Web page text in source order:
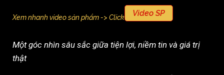
Xem nhanh video sản phẩm -> Click Video SP
Một góc nhìn sâu sắc giữa tiện lợi, niềm tin và giá trị
thật